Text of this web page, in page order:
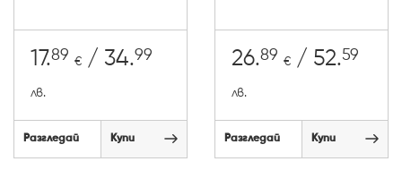
17.89 € / 34.99
лв.
Разгледай Купи
26.89 € / 52.59
лв.
Разгледай Купи